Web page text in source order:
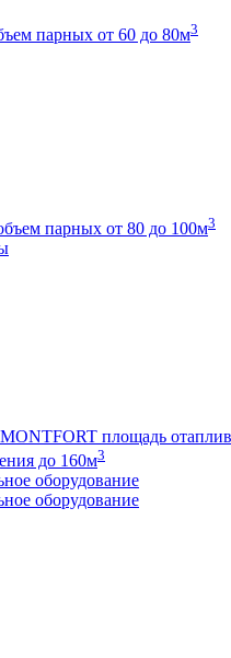
парных от 60 до 80м3
парных от 80 до 100м3
площадь
до 160м3
оборудование
оборудование